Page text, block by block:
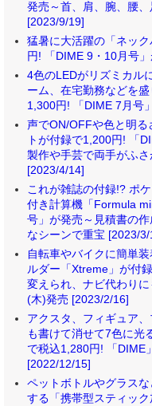
発売～首、肩、腕、腰
[2023/9/19]
猛暑に大活躍の「ネッ
円! 「DIME 9・10月号
4色のLEDがリズミカル
ーム、在宅勤務などを
1,300円! 「DIME 7月号
声でON/OFFや色と明る
トが付録で1,200円! 「
製作や手芸で両手がふ
[2023/4/14]
これが雑誌の付録!? ポ
付き計算機「Formula
号」が発売～見積書の
なシーンで重宝 [2023/3/
自転車やバイクに簡単
ルダー「Xtreme」が付
変えられ、ナビ代わり
(木)発売 [2023/2/16]
アクスタ、フィギュア
も書けて消せて7色に光
で税込1,280円! 「DIME
[2022/12/15]
ペットボトルやグラス
する「携帯型スティッ